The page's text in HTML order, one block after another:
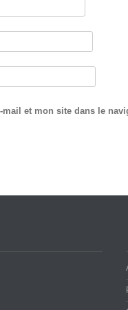
et mon site dans le